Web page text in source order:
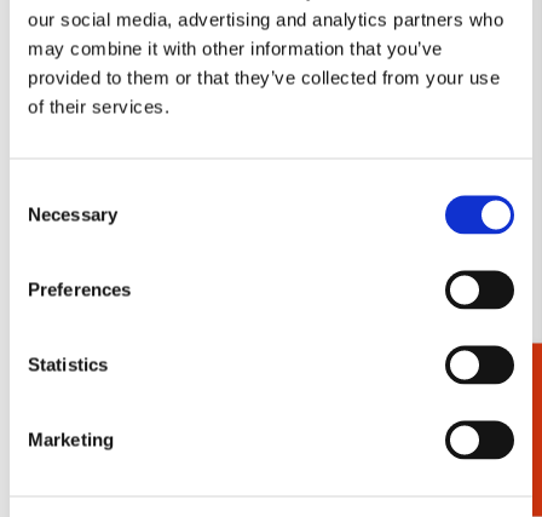
our social media, advertising and analytics partners who
may combine it with other information that you’ve
provided to them or that they’ve collected from your use
of their services.
Selection
Necessary
Preferences
Statistics
Marketing
verlanglijst
Heyboer, Topstukken
Cadeaukiezer